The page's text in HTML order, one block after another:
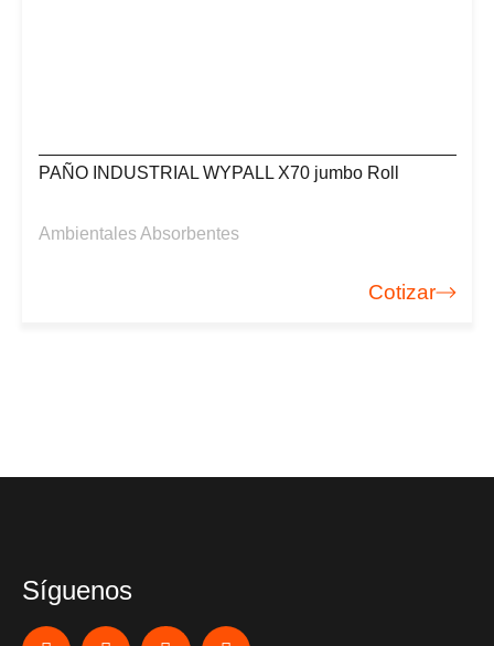
PAÑO INDUSTRIAL WYPALL X70 jumbo Roll
Ambientales Absorbentes
Cotizar
Síguenos